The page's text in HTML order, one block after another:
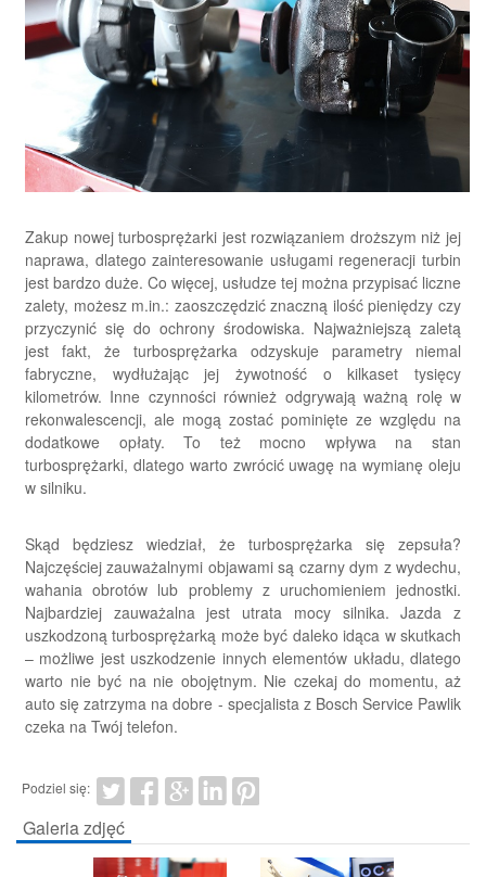
Zakup nowej turbosprężarki jest rozwiązaniem droższym niż jej
naprawa, dlatego zainteresowanie usługami regeneracji turbin
jest bardzo duże. Co więcej, usłudze tej można przypisać liczne
zalety, możesz m.in.: zaoszczędzić znaczną ilość pieniędzy czy
przyczynić się do ochrony środowiska. Najważniejszą zaletą
jest fakt, że turbosprężarka odzyskuje parametry niemal
fabryczne, wydłużając jej żywotność o kilkaset tysięcy
kilometrów. Inne czynności również odgrywają ważną rolę w
rekonwalescencji, ale mogą zostać pominięte ze względu na
dodatkowe opłaty. To też mocno wpływa na stan
turbosprężarki, dlatego warto zwrócić uwagę na wymianę oleju
w silniku.
Skąd będziesz wiedział, że turbosprężarka się zepsuła?
Najczęściej zauważalnymi objawami są czarny dym z wydechu,
wahania obrotów lub problemy z uruchomieniem jednostki.
Najbardziej zauważalna jest utrata mocy silnika. Jazda z
uszkodzoną turbosprężarką może być daleko idąca w skutkach
– możliwe jest uszkodzenie innych elementów układu, dlatego
warto nie być na nie obojętnym. Nie czekaj do momentu, aż
auto się zatrzyma na dobre - specjalista z Bosch Service Pawlik
czeka na Twój telefon.
Podziel się:
Galeria zdjęć